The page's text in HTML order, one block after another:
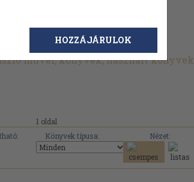
művei, könyvek, használt könyvek
1 oldal
Könyvek típusa:
Nézet:
HOZZÁJÁRULOK